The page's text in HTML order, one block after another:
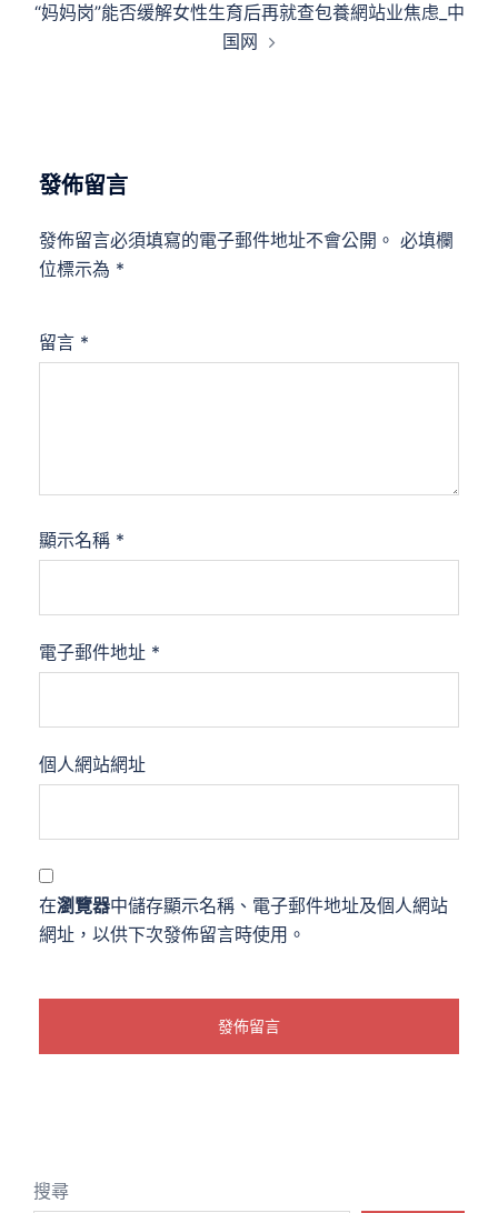
“妈妈岗”能否缓解女性生育后再就查包養網站业焦虑_中
国网
發佈留言
發佈留言必須填寫的電子郵件地址不會公開。 必填欄
位標示為 *
留言 *
顯示名稱 *
電子郵件地址 *
個人網站網址
在瀏覽器中儲存顯示名稱、電子郵件地址及個人網站
網址，以供下次發佈留言時使用。
搜尋